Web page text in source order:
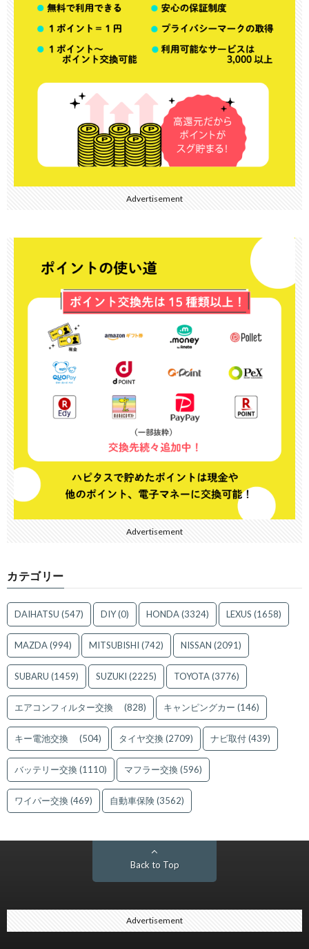
Advertisement
Advertisement
カテゴリー
DAIHATSU (547) DIY(0) HONDA(3324) LEXUS (1658)
MAZDA(994) MITSUBISHI (742) NISSAN (2091)
SUBARU (1459) SUZUKI (2225) TOYOTA(3776)
エアコンフィルター交換 (828) キャンピングカー (146)
キー電池交換 (504) タイヤ交換(2709) ナビ取付(439)
バッテリー交換(1110) マフラー交換(596)
ワイパー交換(469) 自動車保険(3562)
Back to Top
Advertisement